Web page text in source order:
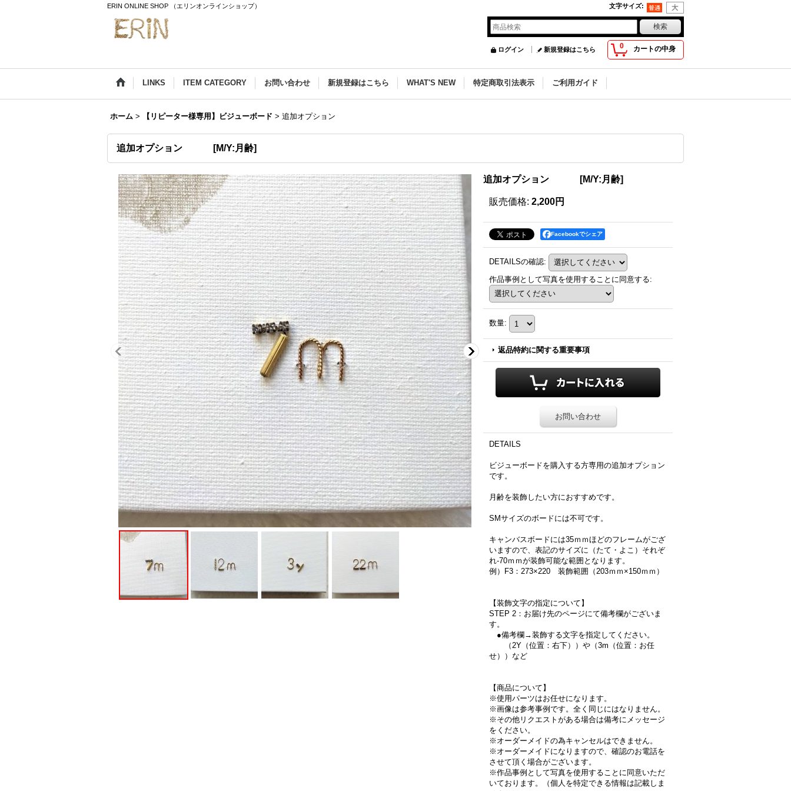
ERIN ONLINE SHOP （エリンオンラインショップ） 文字サイズ:
0 カートの中身
ログイン 新規登録はこちら
LINKS ITEM CATEGORY お問い合わせ 新規登録はこちら WHAT'S NEW 特定商取引法表示 ご利用ガイド
ホーム > 【リピーター様専用】ビジューボード > 追加オプション
追加オプション [M/Y:月齢]
追加オプション [M/Y:月齢]
販売価格: 2,200円
Facebookでシェア
DETAILSの確認:
作品事例として写真を使用することに同意する:
数量:
返品特約に関する重要事項
お問い合わせ
DETAILS
ビジューボードを購入する方専用の追加オプション
です。
月齢を装飾したい方におすすめです。
SMサイズのボードには不可です。
キャンバスボードには35ｍｍほどのフレームがござ
いますので、表記のサイズに（たて・よこ）それぞ
れ-70ｍｍが装飾可能な範囲となります。
例）F3：273×220 装飾範囲（203ｍｍ×150ｍｍ）
【装飾文字の指定について】
STEP 2：お届け先のページにて備考欄がございま
す。
●備考欄→装飾する文字を指定してください。
（2Y（位置：右下））や（3m（位置：お任
せ））など
【商品について】
※使用パーツはお任せになります。
※画像は参考事例です。全く同じにはなりません。
※その他リクエストがある場合は備考にメッセージ
をください。
※オーダーメイドの為キャンセルはできません。
※オーダーメイドになりますので、確認のお電話を
させて頂く場合がございます。
※作品事例として写真を使用することに同意いただ
いております。（個人を特定できる情報は記載しま